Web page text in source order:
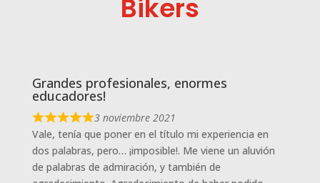
Bikers
Grandes profesionales, enormes
educadores!
3 noviembre 2021
Vale, tenía que poner en el título mi experiencia en
dos palabras, pero… ¡imposible!. Me viene un aluvión
de palabras de admiración, y también de